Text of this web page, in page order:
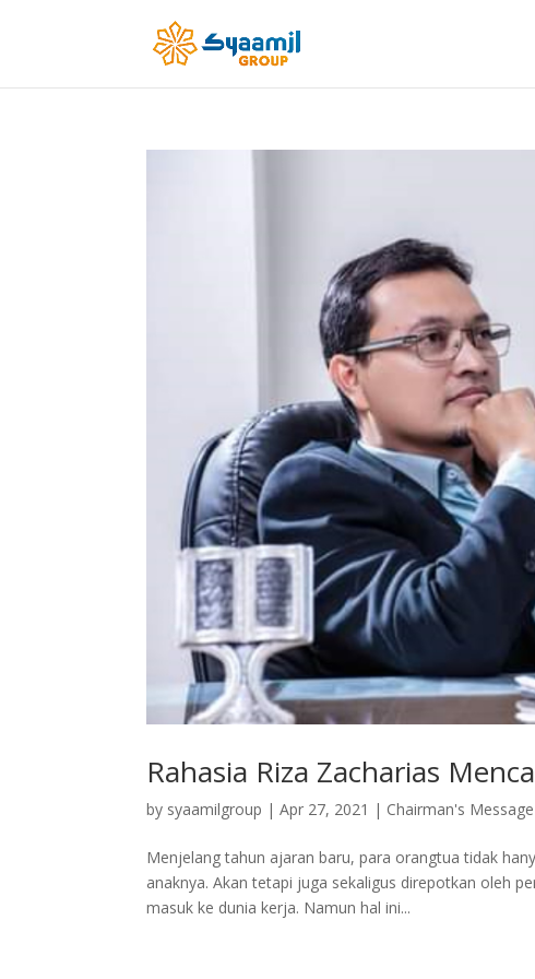
Rahasia Riza Zacharias
by syaamilgroup |Apr 27, 2021 | Chairman's Message
Menjelang tahun ajaran baru, para orangtua tidak
anaknya. Akan tetapi juga sekaligus direpotkan oleh
masuk ke dunia kerja. Namun hal ini...